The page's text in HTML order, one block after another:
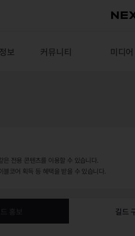
보 커뮤니티 미디어
전용 콘텐츠를 이용할 수 있습니다.
코어 획득 등 혜택을 받을 수 있습니다.
길드